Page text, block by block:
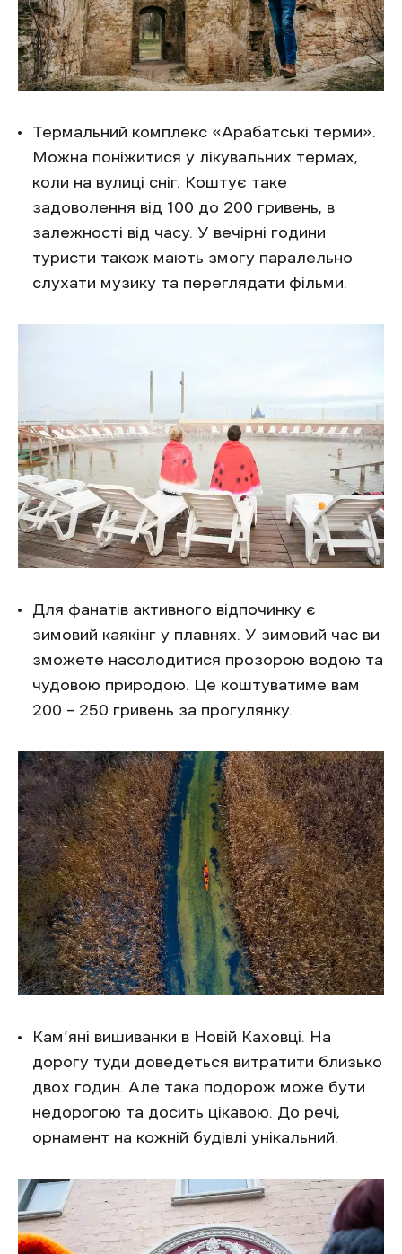
Термальний комплекс «Арабатські терми».
Можна поніжитися у лікувальних термах,
коли на вулиці сніг. Коштує таке
задоволення від 100 до 200 гривень, в
залежності від часу. У вечірні години
туристи також мають змогу паралельно
слухати музику та переглядати фільми.
Для фанатів активного відпочинку є
зимовий каякінг у плавнях. У зимовий час ви
зможете насолодитися прозорою водою та
чудовою природою. Це коштуватиме вам
200 – 250 гривень за прогулянку.
Кам’яні вишиванки в Новій Каховці. На
дорогу туди доведеться витратити близько
двох годин. Але така подорож може бути
недорогою та досить цікавою. До речі,
орнамент на кожній будівлі унікальний.